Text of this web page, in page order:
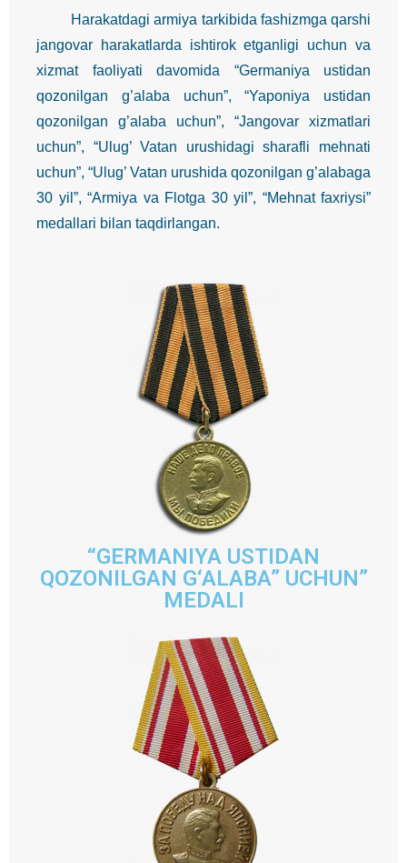
Harakatdagi armiya tarkibida fashizmga qarshi
jangovar harakatlarda ishtirok etganligi uchun va
xizmat faoliyati davomida “Germaniya ustidan
qozonilgan g’alaba uchun”, “Yaponiya ustidan
qozonilgan g’alaba uchun”, “Jangovar xizmatlari
uchun”, “Ulug’ Vatan urushidagi sharafli mehnati
uchun”, “Ulug’ Vatan urushida qozonilgan g’alabaga
30 yil”, “Armiya va Flotga 30 yil”, “Mehnat faxriysi”
medallari bilan taqdirlangan.
“GERMANIYA USTIDAN
QOZONILGAN G‘ALABA” UCHUN”
MEDALI